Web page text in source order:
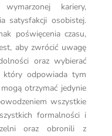
kariery,
satysfakcji osobistej.
poświęcenia czasu,
aby zwrócić uwagę
oraz wybierać
który odpowiada tym
otrzymać jedynie
wszystkie
formalności i
oraz obronili z